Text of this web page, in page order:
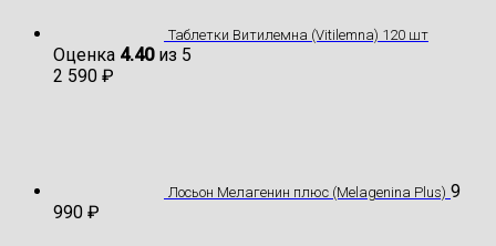
Таблетки Витилемна (Vitilemna) 120 шт
Оценка 4.40из 5
2 590 ₽
Лосьон Мелагенин плюс (Melagenina Plus) 9
990 ₽